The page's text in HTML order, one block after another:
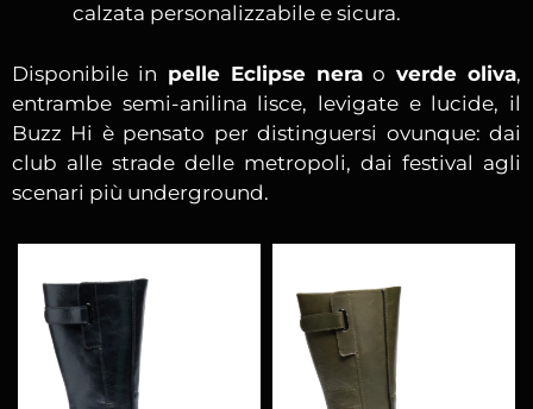
calzata personalizzabile e sicura.
Disponibile in pelle Eclipse nera o verde oliva,
entrambe semi-anilina lisce, levigate e lucide, il
Buzz Hi è pensato per distinguersi ovunque: dai
club alle strade delle metropoli, dai festival agli
scenari più underground.